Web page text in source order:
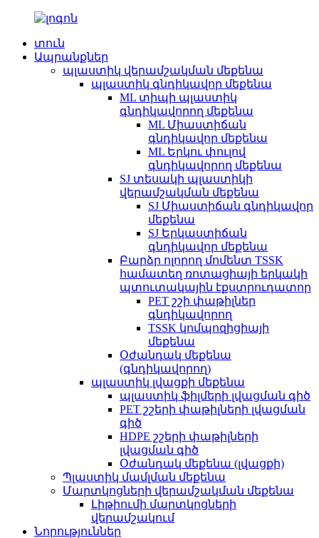
տուն
Ապրանքներ
պլաստիկ վերամշակման մեքենա
պլաստիկ գնդիկավոր մեքենա
ML տիպի պլաստիկ
գնդիկավորող մեքենա
ML Միաստիճան
գնդիկավոր մեքենա
ML Երկու փուլով
գնդիկավորող մեքենա
SJ տեսակի պլաստիկի
վերամշակման մեքենա
SJ Միաստիճան գնդիկավոր
մեքենա
SJ Երկաստիճան
գնդիկավոր մեքենա
Բարձր ոլորող մոմենտ TSSK
համատեղ ռոտացիայի երկակի
պտուտակային էքստրուդատոր
PET շշի փաթիլներ
գնդիկավորող
TSSK կոմպոզիցիայի
մեքենա
Օժանդակ մեքենա
(գնդիկավորող)
պլաստիկ լվացքի մեքենա
պլաստիկ ֆիլմերի լվացման գիծ
PET շշերի փաթիլների լվացման
գիծ
HDPE շշերի փաթիլների
լվացման գիծ
Օժանդակ մեքենա (լվացքի)
Պլաստիկ մամլման մեքենա
Մարտկոցների վերամշակման մեքենա
Լիթիումի մարտկոցների
վերամշակում
Նորություններ